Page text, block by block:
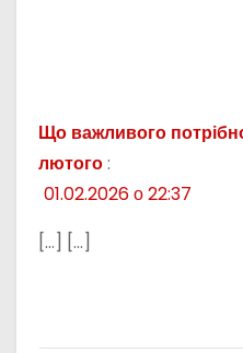
Що важливого
лютого:
01.02.2026 о 22:37
[…] […]